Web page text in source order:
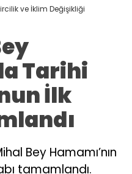
ve İklim Değişikliği
Tarihi
İlk
Bey Hamamı’nın
tamamlandı.